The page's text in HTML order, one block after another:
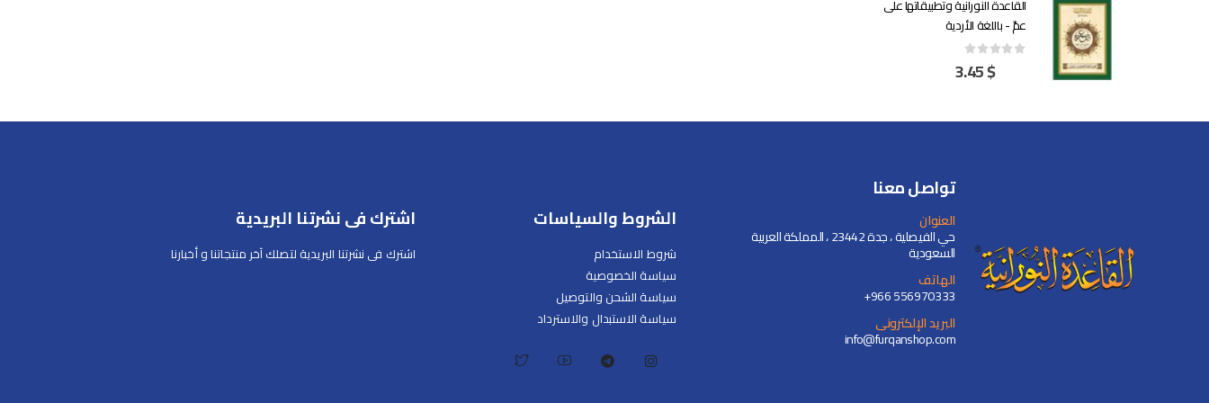
القاعدة النورانية وتطبيقاتها على جزء
عمّ - باللغة الأردية
3.45$
تواصل معنا
العنوان
حي الفيصلية ، جدة 23442 ، المملكة العربية
السعودية
الهاتف
+966 556970333
البريد الإلكترونى
info@furqanshop.com
الشروط والسياسات
شروط الاستخدام
سياسة الخصوصية
سياسة الشحن والتوصيل
سياسة الاستبدال والاسترداد
اشترك فى نشرتنا البريدية
اشترك فى نشرتنا البريدية لتصلك آخر منتجاتنا و أخبارنا